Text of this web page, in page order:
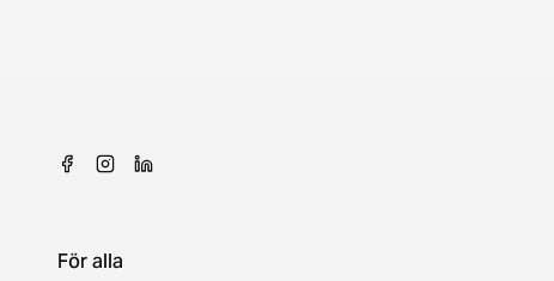
För alla